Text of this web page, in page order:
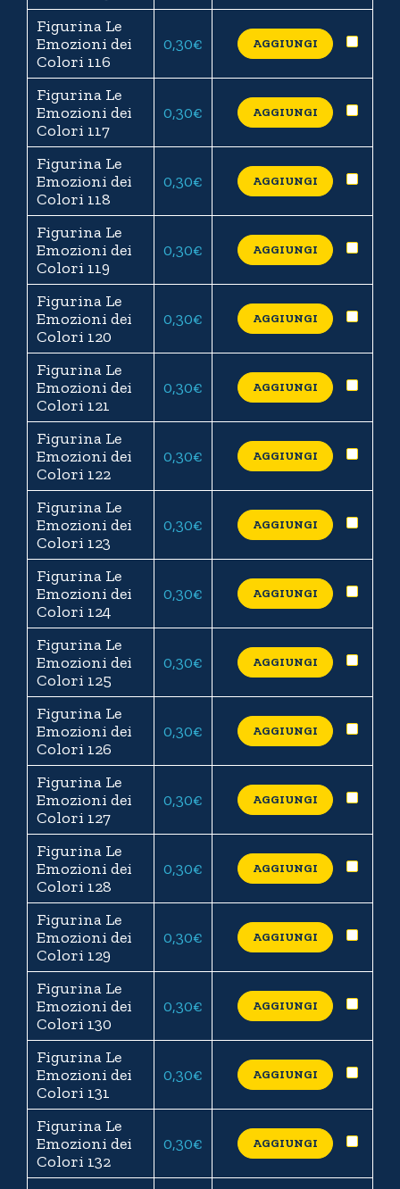
Figurina Le
Emozioni dei
Colori 116
0,30€ AGGIUNGI
Figurina Le
Emozioni dei
Colori 117
0,30€ AGGIUNGI
Figurina Le
Emozioni dei
Colori 118
0,30€ AGGIUNGI
Figurina Le
Emozioni dei
Colori 119
0,30€ AGGIUNGI
Figurina Le
Emozioni dei
Colori 120
0,30€ AGGIUNGI
Figurina Le
Emozioni dei
Colori 121
0,30€ AGGIUNGI
Figurina Le
Emozioni dei
Colori 122
0,30€ AGGIUNGI
Figurina Le
Emozioni dei
Colori 123
0,30€ AGGIUNGI
Figurina Le
Emozioni dei
Colori 124
0,30€ AGGIUNGI
Figurina Le
Emozioni dei
Colori 125
0,30€ AGGIUNGI
Figurina Le
Emozioni dei
Colori 126
0,30€ AGGIUNGI
Figurina Le
Emozioni dei
Colori 127
0,30€ AGGIUNGI
Figurina Le
Emozioni dei
Colori 128
0,30€ AGGIUNGI
Figurina Le
Emozioni dei
Colori 129
0,30€ AGGIUNGI
Figurina Le
Emozioni dei
Colori 130
0,30€ AGGIUNGI
Figurina Le
Emozioni dei
Colori 131
0,30€ AGGIUNGI
Figurina Le
Emozioni dei
Colori 132
0,30€ AGGIUNGI